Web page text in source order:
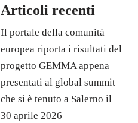
Articoli recenti
Il portale della comunità
europea riporta i risultati del
progetto GEMMA appena
presentati al global summit
che si è tenuto a Salerno il
30 aprile 2026